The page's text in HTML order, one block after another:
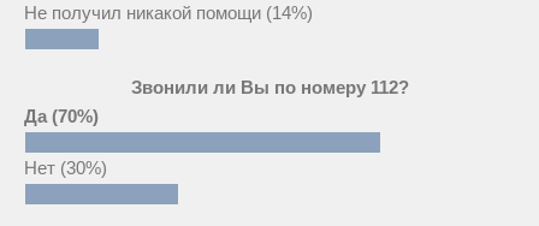
Не получил никакой помощи (14%)
Звонили ли Вы по номеру 112?
Да (70%)
Нет (30%)